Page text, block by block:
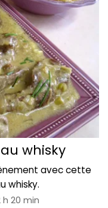
whisky
avec cette
whisky.
20 min